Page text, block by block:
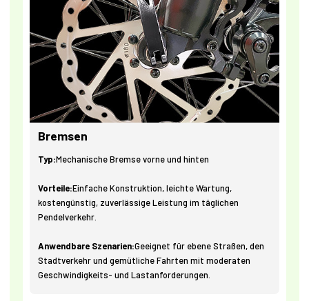
Bremsen
Typ:Mechanische Bremse vorne und hinten
Vorteile:Einfache Konstruktion, leichte Wartung,
kostengünstig, zuverlässige Leistung im täglichen
Pendelverkehr.
Anwendbare Szenarien:Geeignet für ebene Straßen, den
Stadtverkehr und gemütliche Fahrten mit moderaten
Geschwindigkeits- und Lastanforderungen.